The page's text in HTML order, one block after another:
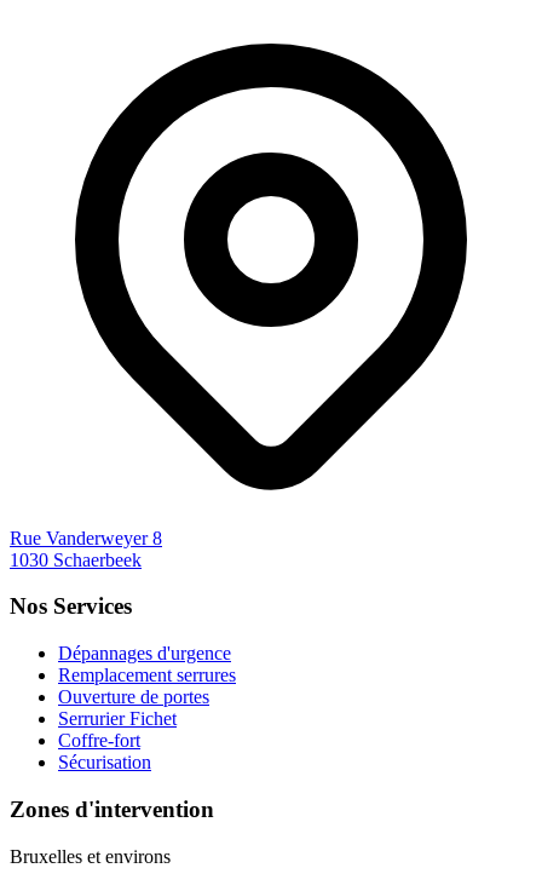
Rue Vanderweyer 8
1030 Schaerbeek
Nos Services
Dépannages d'urgence
Remplacement serrures
Ouverture de portes
Serrurier Fichet
Coffre-fort
Sécurisation
Zones d'intervention
Bruxelles et environs